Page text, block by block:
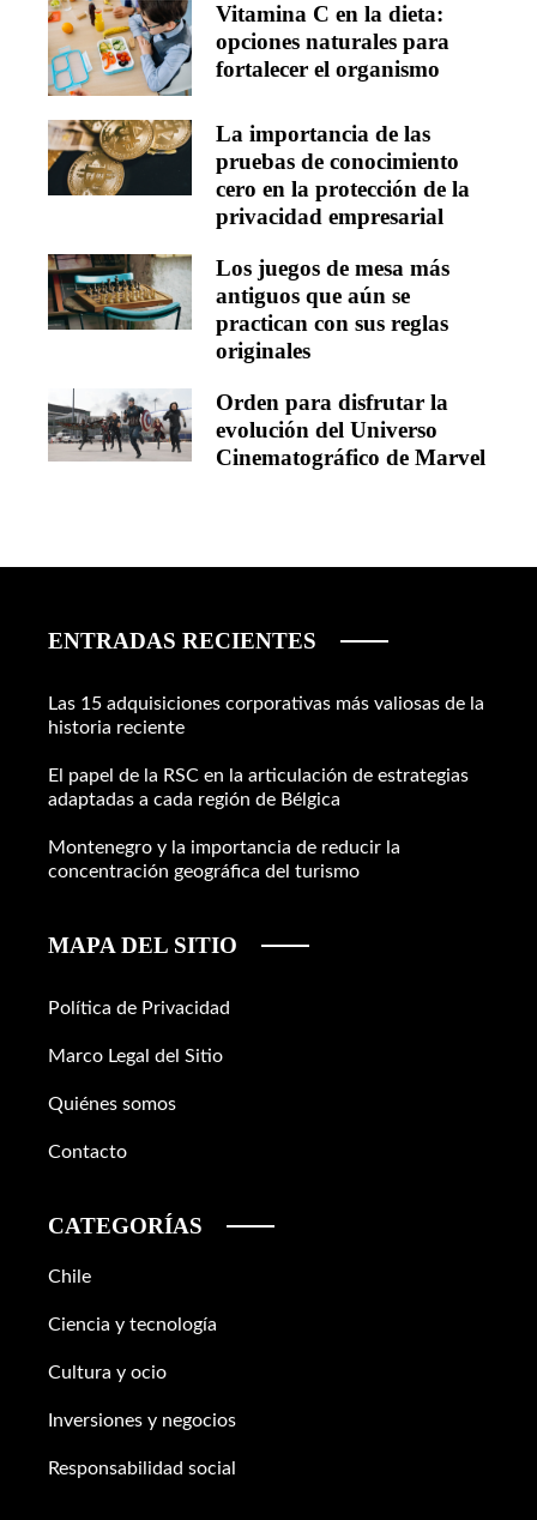
Vitamina C en la dieta:
opciones naturales para
fortalecer el organismo
La importancia de las
pruebas de conocimiento
cero en la protección de la
privacidad empresarial
Los juegos de mesa más
antiguos que aún se
practican con sus reglas
originales
Orden para disfrutar la
evolución del Universo
Cinematográfico de Marvel
ENTRADAS RECIENTES
Las 15 adquisiciones corporativas más valiosas de la
historia reciente
El papel de la RSC en la articulación de estrategias
adaptadas a cada región de Bélgica
Montenegro y la importancia de reducir la
concentración geográfica del turismo
MAPA DEL SITIO
Política de Privacidad
Marco Legal del Sitio
Quiénes somos
Contacto
CATEGORÍAS
Chile
Ciencia y tecnología
Cultura y ocio
Inversiones y negocios
Responsabilidad social